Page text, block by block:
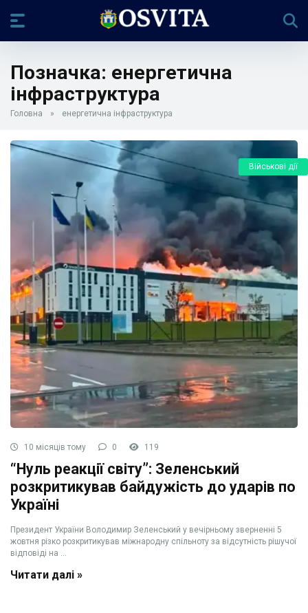
Позначка: енергетична
інфраструктура
Головна » енергетична інфраструктура
Військові дії
10 місяців тому 0 119
“Нуль реакції світу”: Зеленський
розкритикував байдужість до ударів по
Україні
Президент України Володимир Зеленський у вечірньому зверненні 5
жовтня різко розкритикував міжнародну спільноту за відсутність рішучої
відповіді на ...
Читати далі »